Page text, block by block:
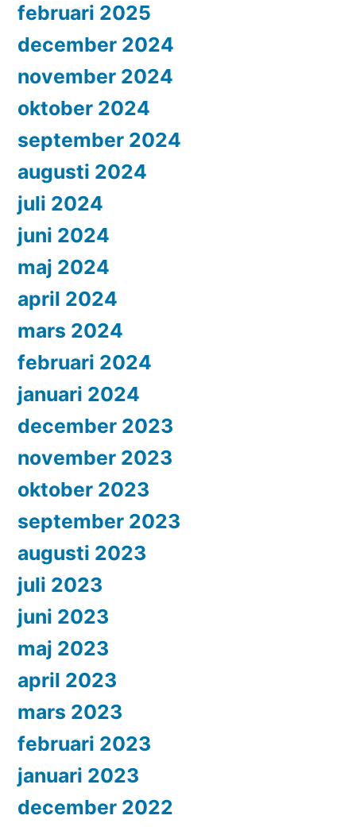
februari 2025
december 2024
november 2024
oktober 2024
september 2024
augusti 2024
juli 2024
juni 2024
maj 2024
april 2024
mars 2024
februari 2024
januari 2024
december 2023
november 2023
oktober 2023
september 2023
augusti 2023
juli 2023
juni 2023
maj 2023
april 2023
mars 2023
februari 2023
januari 2023
december 2022